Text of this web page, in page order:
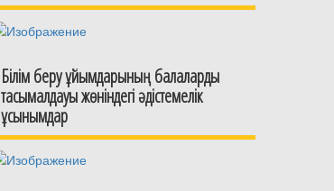
Білім беру ұйымдарының балаларды
тасымалдауы жөніндегі әдістемелік
ұсынымдар